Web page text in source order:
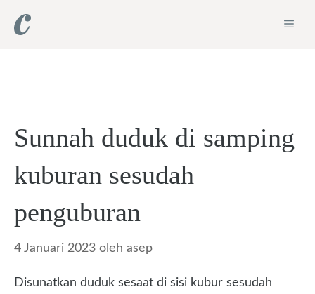
Sunnah duduk di samping
kuburan sesudah
penguburan
4 Januari 2023 oleh asep
Disunatkan duduk sesaat di sisi kubur sesudah